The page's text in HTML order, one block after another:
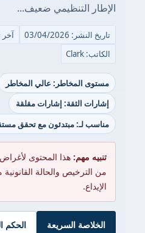
الإطار التنظيمي ضعيف...
تاريخ النشر: 03/04/2026
آخر
الكاتب: Clark
مستوى المخاطر: عالي المخاطر
إشارات الثقة: إشارات مقلقة
مناسب لـ: مبتدئون مع تحقق
تنبيه مهم: هذا المحتوى
من الترخيص والحالة
الإيداع.
الخلاصة السريعة الحكم